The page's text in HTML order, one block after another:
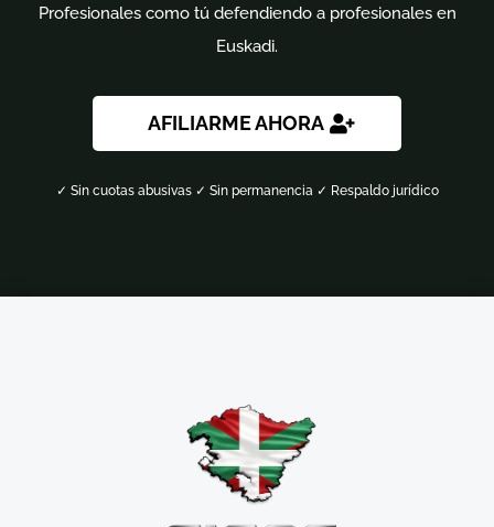
Profesionales como tú defendiendo a profesionales en
Euskadi.
AFILIARME AHORA
✓ Sin cuotas abusivas ✓ Sin permanencia ✓ Respaldo jurídico